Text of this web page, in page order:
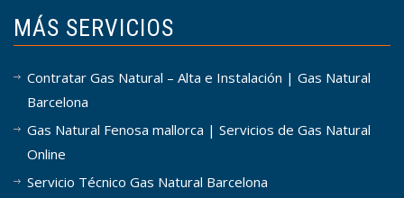
MÁS SERVICIOS
Contratar Gas Natural – Alta e Instalación | Gas Natural
Barcelona
Gas Natural Fenosa mallorca | Servicios de Gas Natural
Online
Servicio Técnico Gas Natural Barcelona